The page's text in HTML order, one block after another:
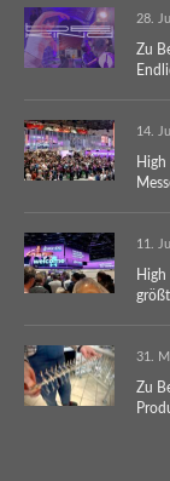
28.
Zu
14.
11.
31.
Zu